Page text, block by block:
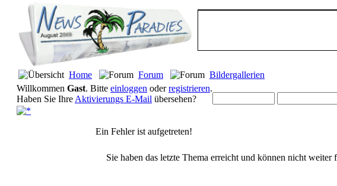
Home Forum Bildergallerien
Willkommen Gast. Bitte einloggen oderregistrieren.
Haben Sie Ihre Aktivierungs E-Mail übersehen?
Ein Fehler ist aufgetreten!
Sie haben das letzte Thema erreicht und können nicht weiter